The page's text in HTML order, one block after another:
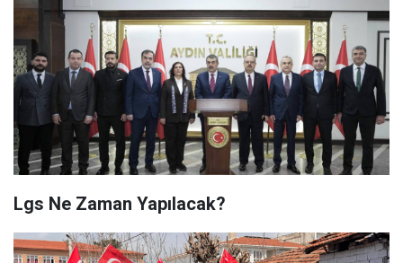
Lgs Ne Zaman Yapılacak?